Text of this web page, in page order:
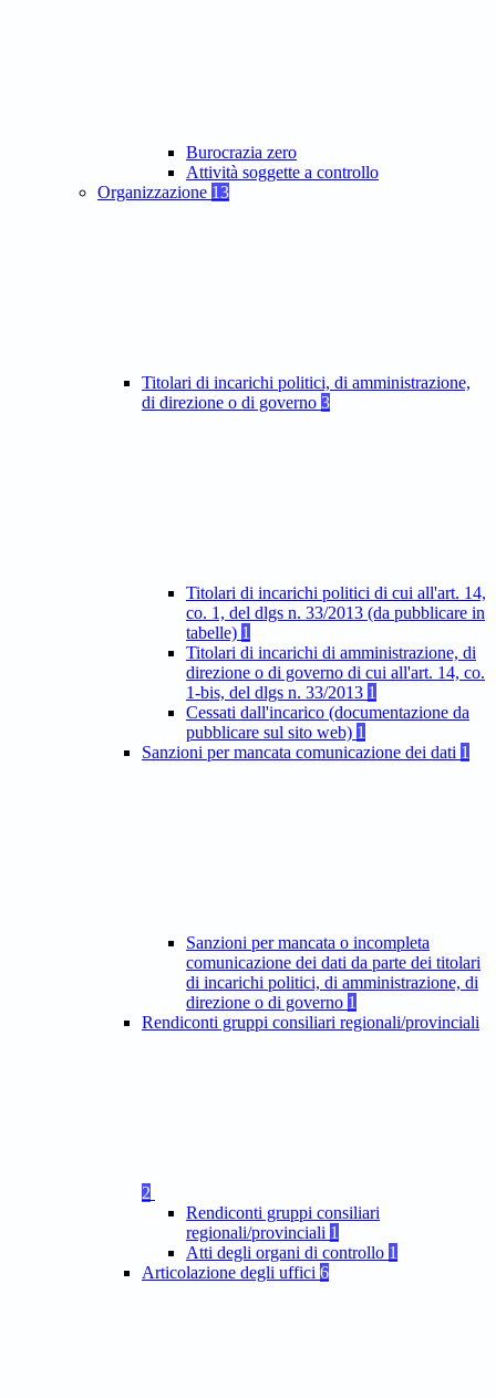
Burocrazia zero
Attività soggette a controllo
Organizzazione 13
Titolari di incarichi politici, di amministrazione,
di direzione o di governo 3
Titolari di incarichi politici di cui all'art. 14,
co. 1, del dlgs n. 33/2013 (da pubblicare in
tabelle) 1
Titolari di incarichi di amministrazione, di
direzione o di governo di cui all'art. 14, co.
1-bis, del dlgs n. 33/2013 1
Cessati dall'incarico (documentazione da
pubblicare sul sito web) 1
Sanzioni per mancata comunicazione dei dati 1
Sanzioni per mancata o incompleta
comunicazione dei dati da parte dei titolari
di incarichi politici, di amministrazione, di
direzione o di governo 1
Rendiconti gruppi consiliari regionali/provinciali
2
Rendiconti gruppi consiliari
regionali/provinciali 1
Atti degli organi di controllo 1
Articolazione degli uffici 6